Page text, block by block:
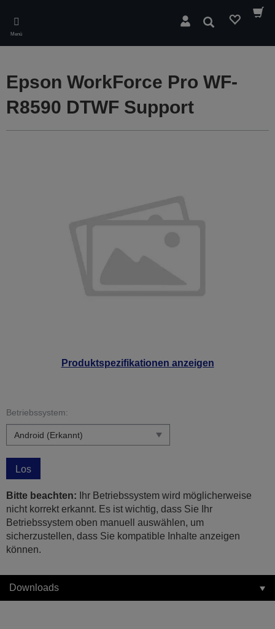
main
content
Menü
Suchen
Produktspezifikationen anzeigen
Epson WorkForce Pro WF-
R8590 DTWF Support
Betriebssystem:
Los
Bitte beachten: Ihr Betriebssystem wird möglicherweise
nicht korrekt erkannt. Es ist wichtig, dass Sie Ihr
Betriebssystem oben manuell auswählen, um
sicherzustellen, dass Sie kompatible Inhalte anzeigen
können.
Downloads